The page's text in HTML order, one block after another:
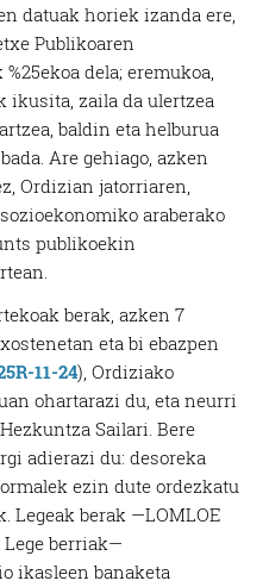
datuak horiek izanda ere,
Publikoaren
dela; eremukoa,
ikusita, zaila da ulertzea
baldin eta helburua
Are gehiago, azken
Ordizian jatorriaren,
araberako
publikoekin
berak, azken 7
eta bi ebazpen
11-24), Ordiziako
ohartarazi du, eta neurri
Sailari. Bere
adierazi du: desoreka
ezin dute ordezkatu
Legeak berak —LOMLOE
Lege berriak—
ikasleen banaketa